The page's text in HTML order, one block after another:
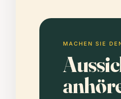
MACHEN SIE